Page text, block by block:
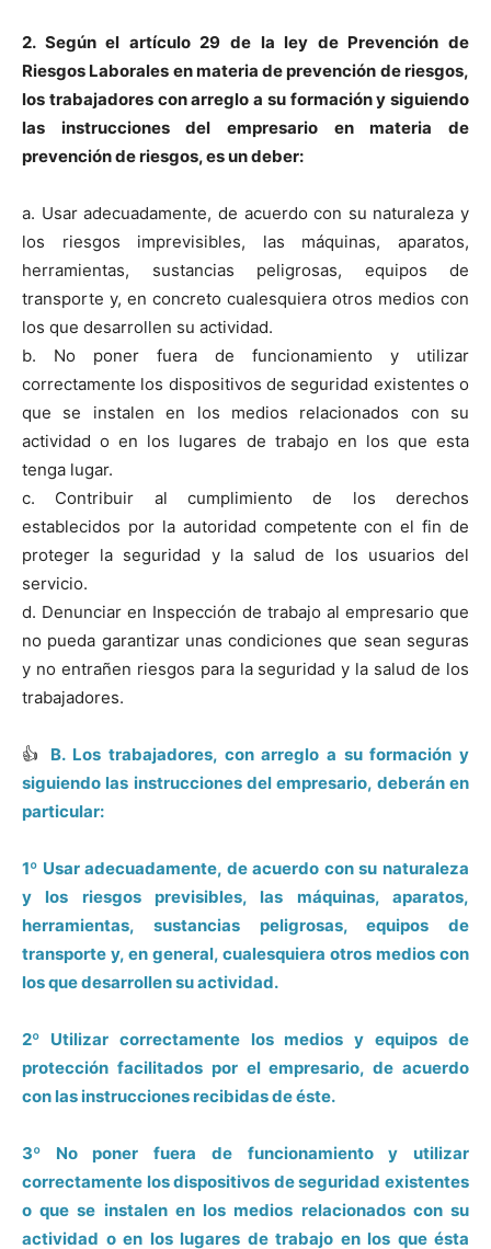
2. Según el artículo 29 de la ley de Prevención de
Riesgos Laborales en materia de prevención de riesgos,
los trabajadores con arreglo a su formación y siguiendo
las instrucciones del empresario en materia de
prevención de riesgos, es un deber:
a. Usar adecuadamente, de acuerdo con su naturaleza y
los riesgos imprevisibles, las máquinas, aparatos,
herramientas, sustancias peligrosas, equipos de
transporte y, en concreto cualesquiera otros medios con
los que desarrollen su actividad.
b. No poner fuera de funcionamiento y utilizar
correctamente los dispositivos de seguridad existentes o
que se instalen en los medios relacionados con su
actividad o en los lugares de trabajo en los que esta
tenga lugar.
c. Contribuir al cumplimiento de los derechos
establecidos por la autoridad competente con el fin de
proteger la seguridad y la salud de los usuarios del
servicio.
d. Denunciar en Inspección de trabajo al empresario que
no pueda garantizar unas condiciones que sean seguras
y no entrañen riesgos para la seguridad y la salud de los
trabajadores.
👍 B. Los trabajadores, con arreglo a su formación y
siguiendo las instrucciones del empresario, deberán en
particular:
1º Usar adecuadamente, de acuerdo con su naturaleza
y los riesgos previsibles, las máquinas, aparatos,
herramientas, sustancias peligrosas, equipos de
transporte y, en general, cualesquiera otros medios con
los que desarrollen su actividad.
2º Utilizar correctamente los medios y equipos de
protección facilitados por el empresario, de acuerdo
con las instrucciones recibidas de éste.
3º No poner fuera de funcionamiento y utilizar
correctamente los dispositivos de seguridad existentes
o que se instalen en los medios relacionados con su
actividad o en los lugares de trabajo en los que ésta